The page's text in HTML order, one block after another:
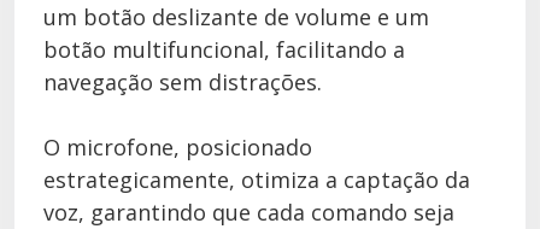
um botão deslizante de volume e um
botão multifuncional, facilitando a
navegação sem distrações.
O microfone, posicionado
estrategicamente, otimiza a captação da
voz, garantindo que cada comando seja